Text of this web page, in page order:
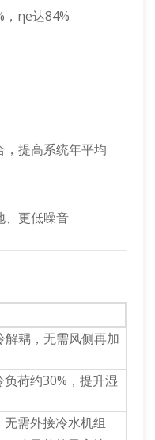
，ηe达84%
提高系统年平均
、更低噪音
解耦，无需风侧再加
荷约30%，提升湿
需外接冷水机组